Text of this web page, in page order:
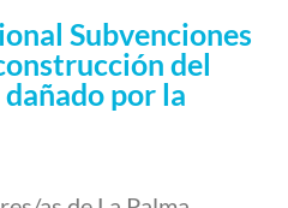
Subvenciones
del
por la